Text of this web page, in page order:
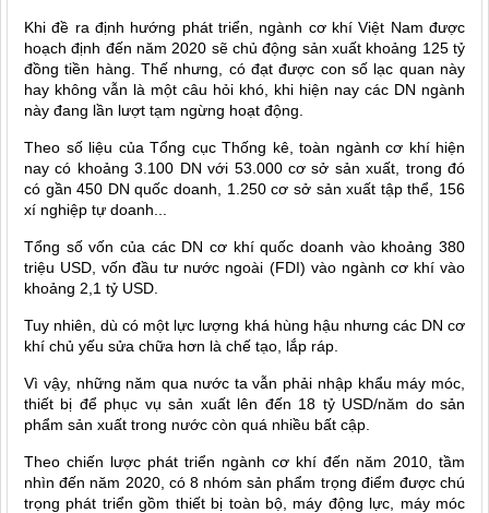
Khi đề ra định hướng phát triển, ngành cơ khí Việt Nam được
hoạch định đến năm 2020 sẽ chủ động sản xuất khoảng 125 tỷ
đồng tiền hàng. Thế nhưng, có đạt được con số lạc quan này
hay không vẫn là một câu hỏi khó, khi hiện nay các DN ngành
này đang lần lượt tạm ngừng hoạt động.
Theo số liệu của Tổng cục Thống kê, toàn ngành cơ khí hiện
nay có khoảng 3.100 DN với 53.000 cơ sở sản xuất, trong đó
có gần 450 DN quốc doanh, 1.250 cơ sở sản xuất tập thể, 156
xí nghiệp tự doanh...
Tổng số vốn của các DN cơ khí quốc doanh vào khoảng 380
triệu USD, vốn đầu tư nước ngoài (FDI) vào ngành cơ khí vào
khoảng 2,1 tỷ USD.
Tuy nhiên, dù có một lực lượng khá hùng hậu nhưng các DN cơ
khí chủ yếu sửa chữa hơn là chế tạo, lắp ráp.
Vì vậy, những năm qua nước ta vẫn phải nhập khẩu máy móc,
thiết bị để phục vụ sản xuất lên đến 18 tỷ USD/năm do sản
phẩm sản xuất trong nước còn quá nhiều bất cập.
Theo chiến lược phát triển ngành cơ khí đến năm 2010, tầm
nhìn đến năm 2020, có 8 nhóm sản phẩm trọng điểm được chú
trọng phát triển gồm thiết bị toàn bộ, máy động lực, máy móc